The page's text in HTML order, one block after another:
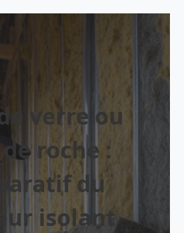
verre ou
roche :
du
isolant